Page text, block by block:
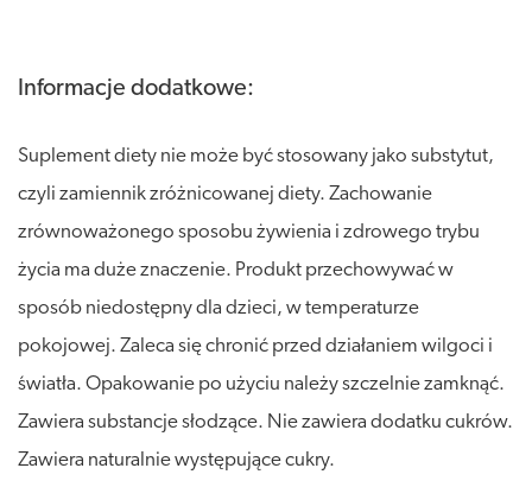
Informacje dodatkowe:
Suplement diety nie może być stosowany jako substytut,
czyli zamiennik zróżnicowanej diety. Zachowanie
zrównoważonego sposobu żywienia i zdrowego trybu
życia ma duże znaczenie. Produkt przechowywać w
sposób niedostępny dla dzieci, w temperaturze
pokojowej. Zaleca się chronić przed działaniem wilgoci i
światła. Opakowanie po użyciu należy szczelnie zamknąć.
Zawiera substancje słodzące. Nie zawiera dodatku cukrów.
Zawiera naturalnie występujące cukry.